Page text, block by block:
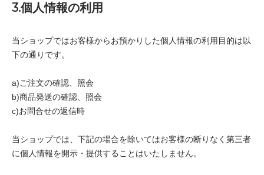
3.個人情報の利用
当ショップではお客様からお預かりした個人情報の利用目的は以
下の通りです。
a)ご注文の確認、照会
b)商品発送の確認、照会
c)お問合せの返信時
当ショップでは、下記の場合を除いてはお客様の断りなく第三者
に個人情報を開示・提供することはいたしません。